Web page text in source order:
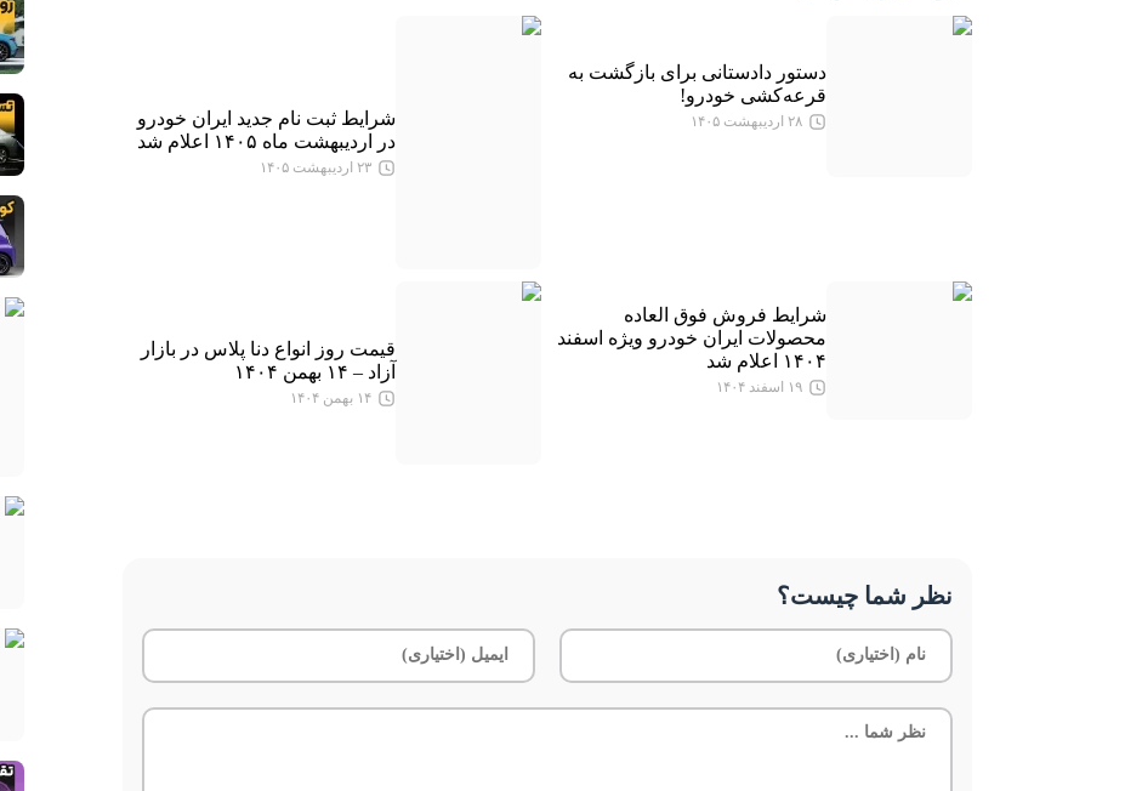
دستور دادستانی برای بازگشت به
قرعه‌‎کشی خودرو!
۲۸ اردیبهشت ۱۴۰۵
شرایط ثبت نام جدید ایران خودرو
در اردیبهشت ماه ۱۴۰۵ اعلام شد
۲۳ اردیبهشت ۱۴۰۵
شرایط فروش فوق العاده
محصولات ایران خودرو ویژه اسفند
۱۴۰۴ اعلام شد
۱۹ اسفند ۱۴۰۴
قیمت روز انواع دنا پلاس در بازار
آزاد – ۱۴ بهمن ۱۴۰۴
۱۴ بهمن ۱۴۰۴
نظر شما چیست؟